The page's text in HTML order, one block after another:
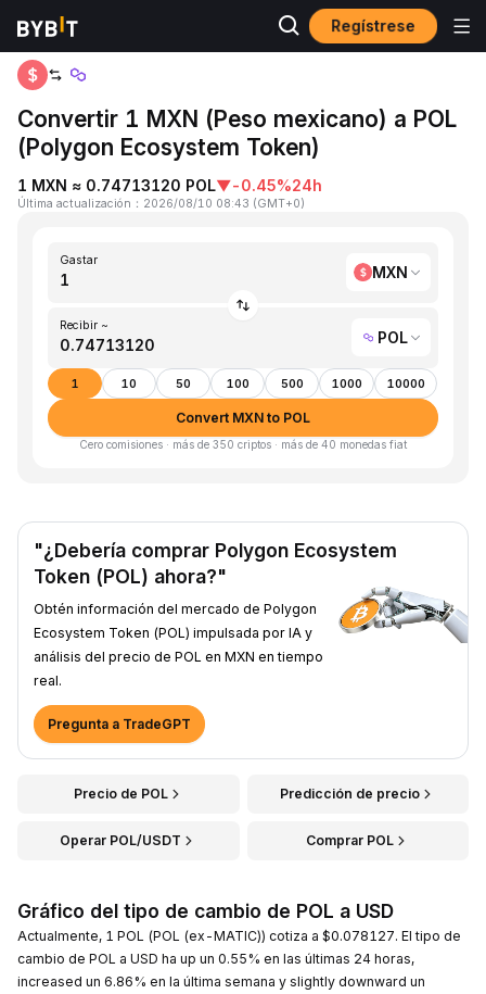
Regístrese
Inicio MXN to POL
Convertir 1 MXN (Peso mexicano) a POL
(Polygon Ecosystem Token)
1 MXN ≈ 0.74713120 POL▼-0.45%24h
Última actualización ： 2026/08/10 08:43 (GMT+0)
Gastar
MXN
Recibir ~
POL
1 10 50 100 500 1000 10000
Convert MXN to POL
Cero comisiones · más de 350 criptos · más de 40 monedas fiat
"¿Debería comprar Polygon Ecosystem
Token (POL) ahora?"
Obtén información del mercado de Polygon
Ecosystem Token (POL) impulsada por IA y
análisis del precio de POL en MXN en tiempo
real.
Pregunta a TradeGPT
Precio de POL Predicción de precio
Operar POL/USDT Comprar POL
Gráfico del tipo de cambio de POL a USD
Actualmente, 1 POL (POL (ex-MATIC)) cotiza a $0.078127. El tipo de
cambio de POL a USD ha up un 0.55% en las últimas 24 horas,
increased un 6.86% en la última semana y slightly downward un